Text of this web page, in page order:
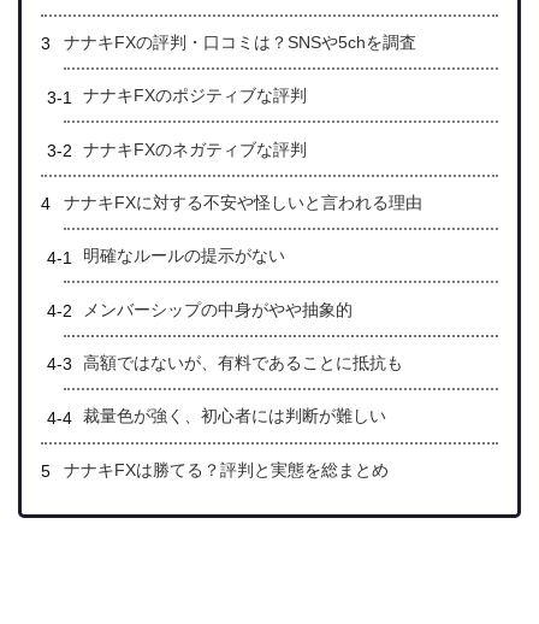
ナナキFXの評判・口コミは？SNSや5chを調査
ナナキFXのポジティブな評判
ナナキFXのネガティブな評判
ナナキFXに対する不安や怪しいと言われる理由
明確なルールの提示がない
メンバーシップの中身がやや抽象的
高額ではないが、有料であることに抵抗も
裁量色が強く、初心者には判断が難しい
ナナキFXは勝てる？評判と実態を総まとめ